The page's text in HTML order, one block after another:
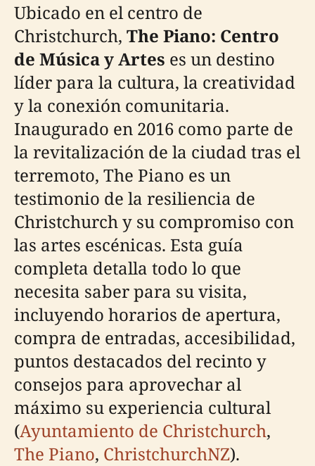
Ubicado en el centro de
Christchurch, The Piano: Centro
de Música y Artes es un destino
líder para la cultura, la creatividad
y la conexión comunitaria.
Inaugurado en 2016 como parte de
la revitalización de la ciudad tras el
terremoto, The Piano es un
testimonio de la resiliencia de
Christchurch y su compromiso con
las artes escénicas. Esta guía
completa detalla todo lo que
necesita saber para su visita,
incluyendo horarios de apertura,
compra de entradas, accesibilidad,
puntos destacados del recinto y
consejos para aprovechar al
máximo su experiencia cultural
(Ayuntamiento de Christchurch,
The Piano, ChristchurchNZ).